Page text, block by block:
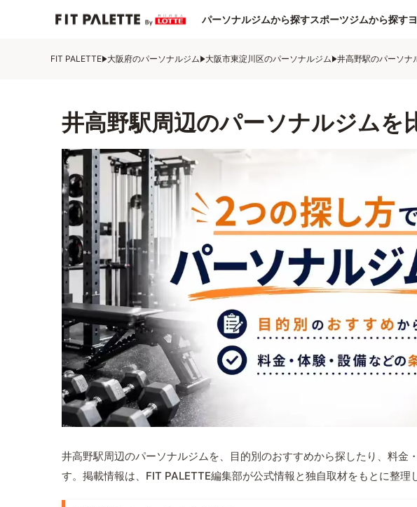
パーソナルジムから探すスポーツジムから探す
FIT PALETTE 大阪府のパーソナルジム 大阪市東淀川区のパーソナルジム 井高野駅のパーソナ
井高野駅周辺のパーソナルジムを
井高野駅周辺のパーソナルジムを、目的別のおすすめから探したり、料金
す。掲載情報は、FIT PALETTE編集部が公式情報と独自取材をもとに整理